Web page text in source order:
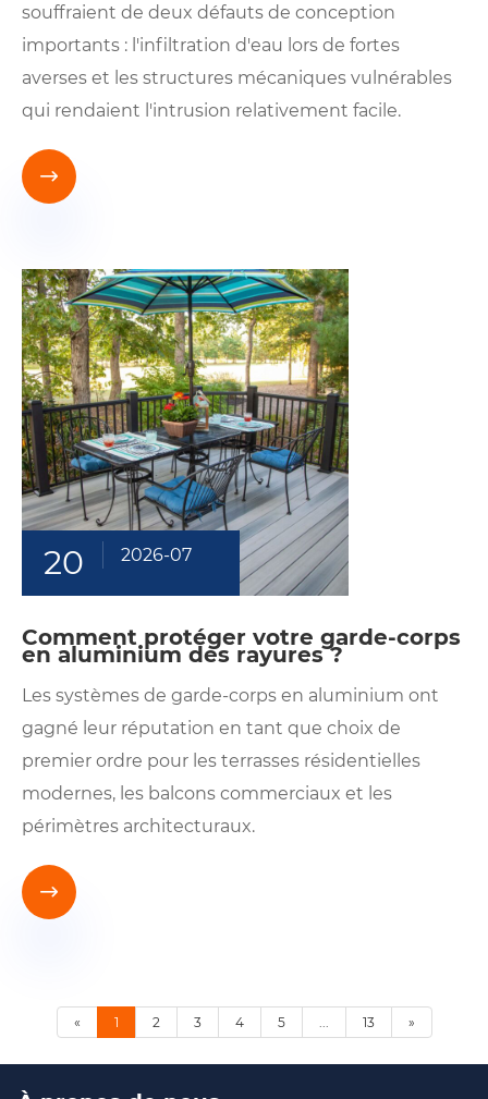
souffraient de deux défauts de conception
importants : l'infiltration d'eau lors de fortes
averses et les structures mécaniques vulnérables
qui rendaient l'intrusion relativement facile.

20 2026-07
Comment protéger votre garde-corps
en aluminium des rayures ?
Les systèmes de garde-corps en aluminium ont
gagné leur réputation en tant que choix de
premier ordre pour les terrasses résidentielles
modernes, les balcons commerciaux et les
périmètres architecturaux.

« 1 2 3 4 5 13 »